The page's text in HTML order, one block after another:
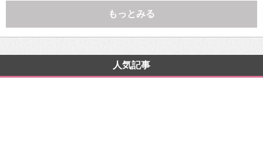
もっとみる
人気記事